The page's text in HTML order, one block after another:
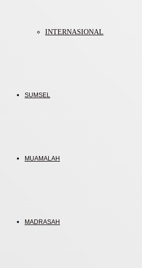
INTERNASIONAL
SUMSEL
MUAMALAH
MADRASAH